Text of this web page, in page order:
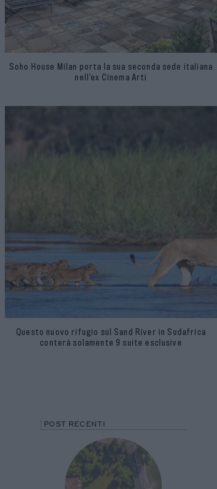
Soho House Milan porta la sua seconda sede italiana
nell’ex Cinema Arti
Questo nuovo rifugio sul Sand River in Sudafrica
conterà solamente 9 suite esclusive
POST RECENTI